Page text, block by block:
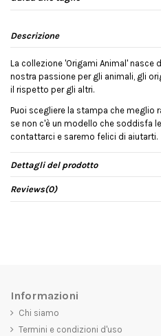
Descrizione
La collezione 'Origami Animal' nasce
nostra passione per gli animali, gli
il rispetto per gli altri.
Puoi scegliere la stampa che meglio
se non c'è un modello che soddisfa
contattarci e saremo felici di aiutarti.
Dettagli del prodotto
Reviews(0)
Informazioni
Chi siamo
Termini e condizioni d'uso